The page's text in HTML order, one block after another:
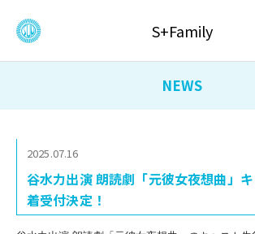
S+Family
NEWS
2025.07.16
谷水力出演 朗読劇「元彼女夜想曲」
着受付決定！